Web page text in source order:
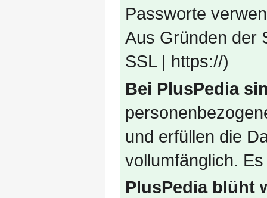
Passworte
Aus Gründen der
SSL | https://)
Bei PlusPedia
und erfüllen die
vollumfänglich.
PlusPedia blüht